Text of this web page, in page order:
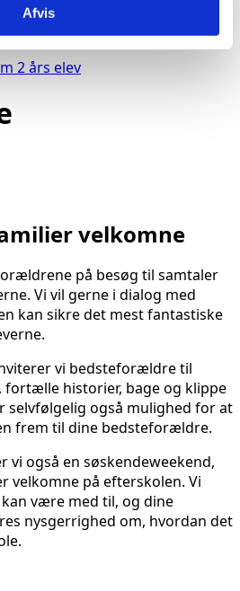
Afvis
2 års elev
velkomne
på besøg til samtaler
Vi vil gerne i dialog med
kan sikre det mest fantastiske
vi bedsteforældre til
fortælle historier, bage og klippe
selvfølgelig også mulighed for at
frem til dine bedsteforældre.
vi også en søskendeweekend,
velkomne på efterskolen. Vi
være med til, og dine
nysgerrighed om, hvordan det